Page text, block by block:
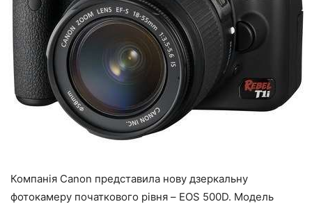
Компанія Canon представила нову дзеркальну
фотокамеру початкового рівня – EOS 500D. Модель